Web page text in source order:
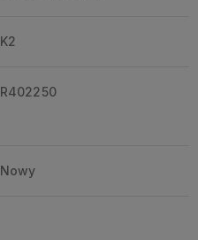
K2
R402250
Nowy